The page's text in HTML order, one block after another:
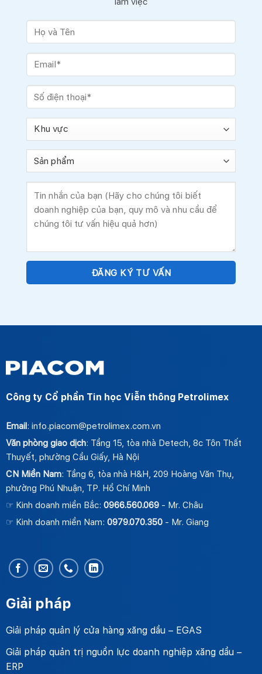
Công ty Cổ phần Tin học Viễn thông Petrolimex
Email: info.piacom@petrolimex.com.vn
Văn phòng giao dịch: Tầng 15, tòa nhà Detech, 8c Tôn Thất
Thuyết, phường Cầu Giấy, Hà Nội
CN Miền Nam: Tầng 6, tòa nhà H&H, 209 Hoàng Văn Thụ,
phường Phú Nhuận, TP. Hồ Chí Minh
☞ Kinh doanh miền Bắc: 0966.560.069- Mr. Châu
☞ Kinh doanh miền Nam: 0979.070.350- Mr. Giang
Giải pháp
Giải pháp quản lý cửa hàng xăng dầu – EGAS
Giải pháp quản trị nguồn lực doanh nghiệp xăng dầu –
ERP